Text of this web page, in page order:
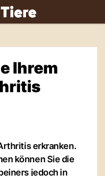
Ihrem
erkranken.
können Sie die
jedoch in